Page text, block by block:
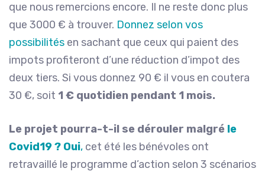
que nous remercions encore. Il ne reste donc plus
que 3000 € à trouver. Donnez selon vos
possibilités en sachant que ceux qui paient des
impots profiteront d’une réduction d’impot des
deux tiers. Si vous donnez 90 € il vous en coutera
30 €, soit 1 € quotidien pendant 1 mois.
Le projet pourra-t-il se dérouler malgré le
Covid19 ? Oui, cet été les bénévoles ont
retravaillé le programme d’action selon 3 scénarios